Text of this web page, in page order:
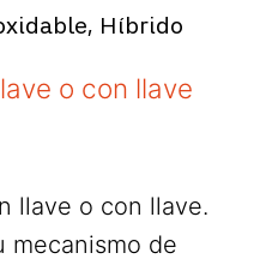
Híbrido
o con llave
llave o con llave.
mecanismo de